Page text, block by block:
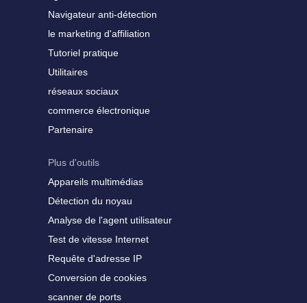
Navigateur anti-détection
le marketing d'affiliation
Tutoriel pratique
Utilitaires
réseaux sociaux
commerce électronique
Partenaire
Plus d'outils
Appareils multimédias
Détection du noyau
Analyse de l'agent utilisateur
Test de vitesse Internet
Requête d'adresse IP
Conversion de cookies
scanner de ports